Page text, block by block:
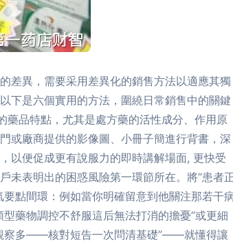
差異，需要采用差異化的銷售方法以適應其獨
下是六個實用的方法，圍繞日常銷售中的關鍵
藥品特點，尤其是處方藥的活性成分、作用原
或廠商提供的影像圖、小冊子簡進行背書，深
以便促成更有說服力的即時講解場面, 更快受
未表明出的困惑風險第一環節所在。將“患者
點間環：例如當你明確留意到他關注那若干
藥物調控不舒服這后無法打消的擔憂”或更細
察多——核對短告一次問清基礎”——就懂得讓